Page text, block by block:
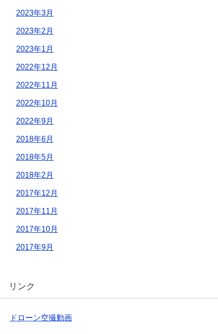
2023年3月
2023年2月
2023年1月
2022年12月
2022年11月
2022年10月
2022年9月
2018年6月
2018年5月
2018年2月
2017年12月
2017年11月
2017年10月
2017年9月
リンク
ドローン空撮動画